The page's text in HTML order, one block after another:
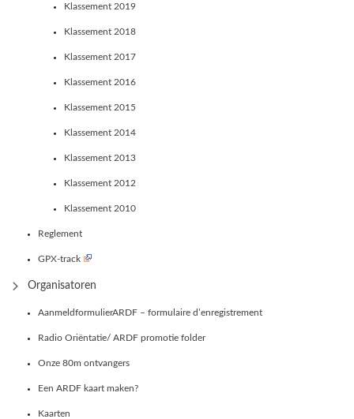
Klassement 2019
Klassement 2018
Klassement 2017
Klassement 2016
Klassement 2015
Klassement 2014
Klassement 2013
Klassement 2012
Klassement 2010
Reglement
GPX-track
Organisatoren
AanmeldformulierARDF – formulaire d’enregistrement
Radio Oriëntatie/ ARDF promotie folder
Onze 80m ontvangers
Een ARDF kaart maken?
Kaarten